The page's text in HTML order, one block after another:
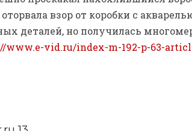
взор от коробки с
деталей, но получилась
www.e-vid.ru/index-m-192-p-63-